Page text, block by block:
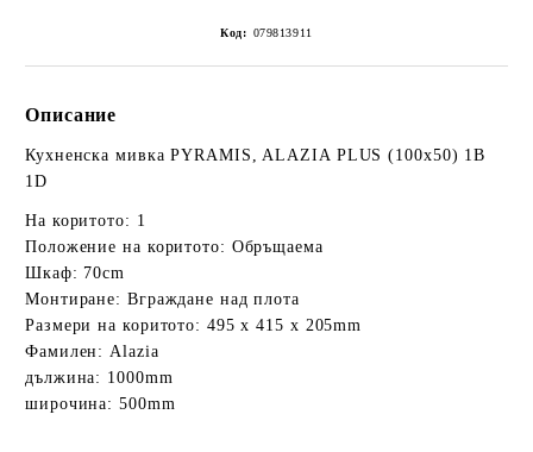
Код: 079813911
Описание
Кухненска мивка PYRAMIS, ALAZIA PLUS (100x50) 1B
1D
На коритото: 1
Положение на коритото: Обръщаема
Шкаф: 70cm
Монтиране: Вграждане над плота
Размери на коритото: 495 x 415 x 205mm
Фамилен: Alazia
дължина: 1000mm
широчина: 500mm